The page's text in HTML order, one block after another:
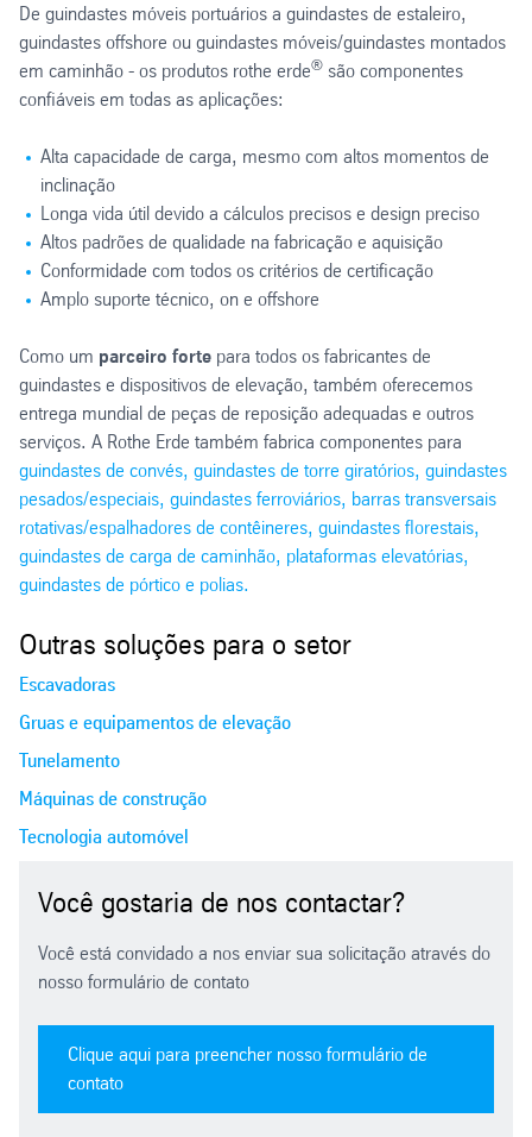
De guindastes móveis portuários a guindastes de estaleiro,
guindastes offshore ou guindastes móveis/guindastes montados
em caminhão - os produtos rothe erde® são componentes
confiáveis em todas as aplicações:
Alta capacidade de carga, mesmo com altos momentos de
inclinação
Longa vida útil devido a cálculos precisos e design preciso
Altos padrões de qualidade na fabricação e aquisição
Conformidade com todos os critérios de certificação
Amplo suporte técnico, on e offshore
Como um parceiro forte para todos os fabricantes de
guindastes e dispositivos de elevação, também oferecemos
entrega mundial de peças de reposição adequadas e outros
serviços. A Rothe Erde também fabrica componentes para
guindastes de convés, guindastes de torre giratórios, guindastes
pesados/especiais, guindastes ferroviários, barras transversais
rotativas/espalhadores de contêineres, guindastes florestais,
guindastes de carga de caminhão, plataformas elevatórias,
guindastes de pórtico e polias.
Outras soluções para o setor
Escavadoras
Gruas e equipamentos de elevação
Tunelamento
Máquinas de construção
Tecnologia automóvel
Você gostaria de nos contactar?
Você está convidado a nos enviar sua solicitação através do
nosso formulário de contato
Clique aqui para preencher nosso formulário de
contato